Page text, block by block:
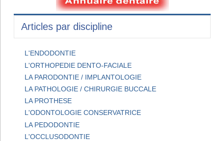
Articles par discipline
L'ENDODONTIE
L'ORTHOPEDIE DENTO-FACIALE
LA PARODONTIE / IMPLANTOLOGIE
LA PATHOLOGIE / CHIRURGIE BUCCALE
LA PROTHESE
L'ODONTOLOGIE CONSERVATRICE
LA PEDODONTIE
L'OCCLUSODONTIE